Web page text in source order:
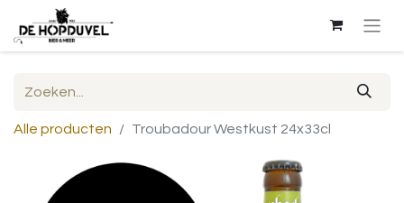
Alle producten Troubadour Westkust 24x33cl